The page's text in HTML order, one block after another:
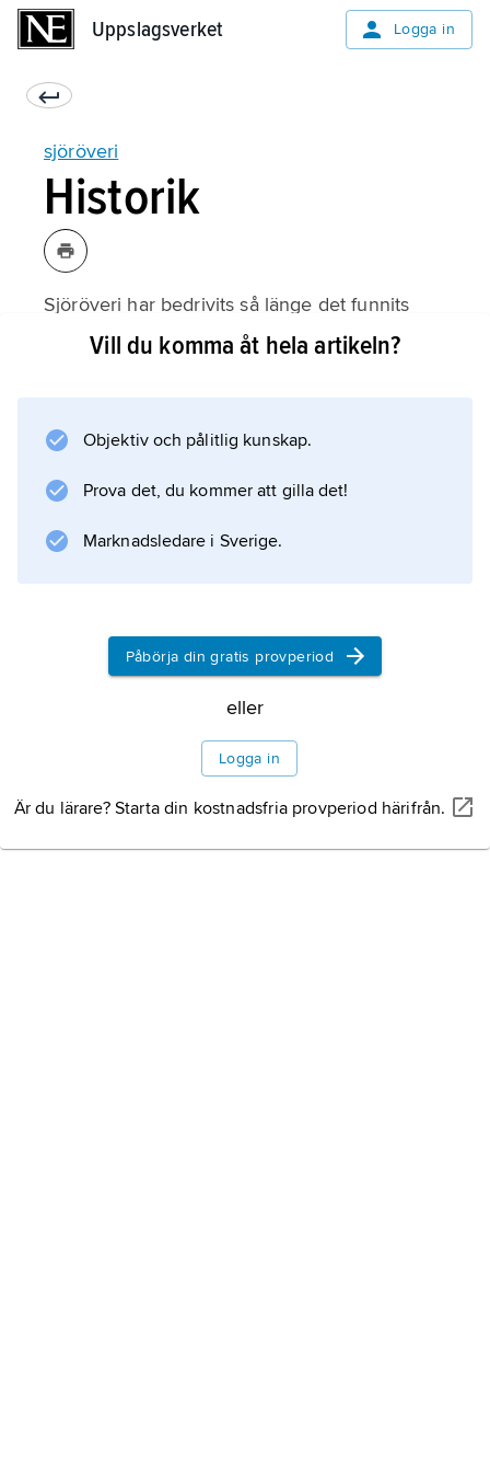
Uppslagsverket Logga in
sjöröveri
Historik
Sjöröveri har bedrivits så länge det funnits
sjöfart som erbjudit objekt för verksamheten.
. Under århundradet f.Kr. utkämpade Rom en
rad sjökrig mot pirater som härjade i särskilt
tidens politiska situation. Pompejus besegrade
Information om artikeln
Vill du komma åt hela artikeln?
Objektiv och pålitlig kunskap.
Prova det, du kommer att gilla det!
Marknadsledare i Sverige.
Påbörja din gratis provperiod
eller
Logga in
Är du lärare? Starta din kostnadsfria provperiod härifrån.